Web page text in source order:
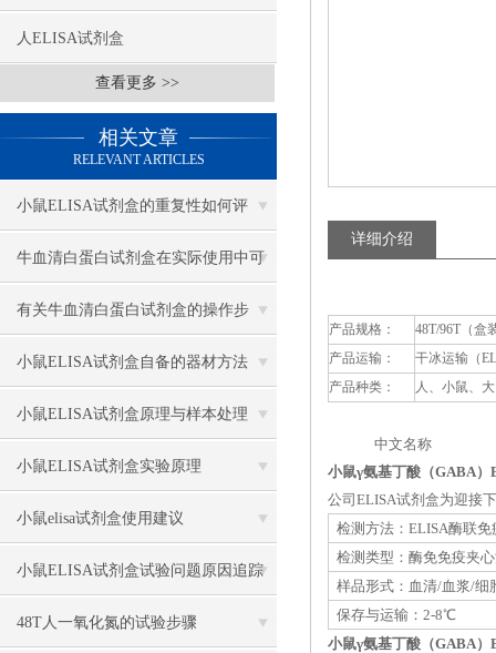
人ELISA试剂盒
查看更多 >>
相关文章
RELEVANT ARTICLES
小鼠ELISA试剂盒的重复性如何评
估？
牛血清白蛋白试剂盒在实际使用中可
分为多种类型测定
有关牛血清白蛋白试剂盒的操作步
骤，以下有详细说明
小鼠ELISA试剂盒自备的器材方法
小鼠ELISA试剂盒原理与样本处理
小鼠ELISA试剂盒实验原理
小鼠elisa试剂盒使用建议
小鼠ELISA试剂盒试验问题原因追踪
48T人一氧化氮的试验步骤
详细介绍
产品规格：
48T/96T（盒
产品运输：
干冰运输（
产品种类：
人、小鼠、
中文名称 英
小鼠γ氨基丁酸（GABA
公司ELISA试剂盒为迎接
检测方法：ELISA酶联免
检测类型：酶免免疫夹
样品形式：血清/血浆/细
保存与运输：2-8℃
小鼠γ氨基丁酸（GABA